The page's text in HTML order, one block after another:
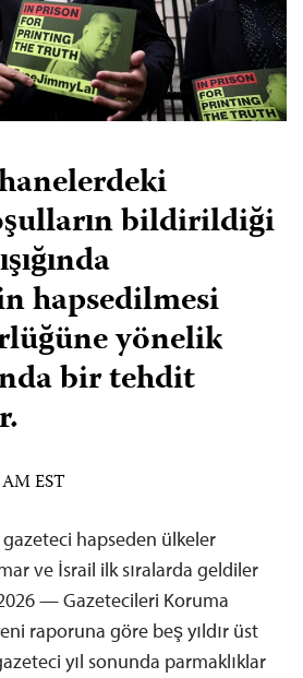
bildirildiği
hapsedilmesi
yönelik
bir tehdit
EST
gazeteci hapseden ülkeler
ve İsrail ilk sıralarda geldiler
— Gazetecileri Koruma
raporuna göre beş yıldır üst
yıl sonunda parmaklıklar